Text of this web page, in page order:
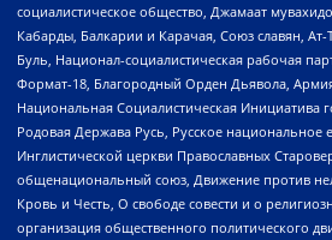
социалистическое общество, Джамаат
Кабарды, Балкарии и Карачая, Союз славян,
Буль, Национал-социалистическая рабочая
Формат-18, Благородный Орден Дьявола,
Национальная Социалистическая Инициатива
Родовая Держава Русь, Русское национальное
Инглистической церкви Православных
общенациональный союз, Движение против
Кровь и Честь, О свободе совести и о
организация общественного политического